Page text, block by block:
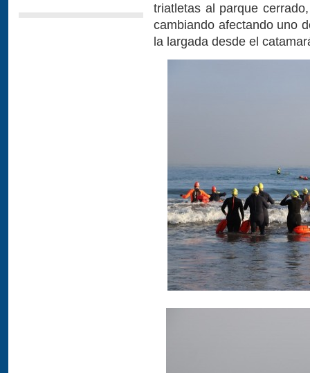
triatletas al parque
cambiando afectando uno
la largada desde el